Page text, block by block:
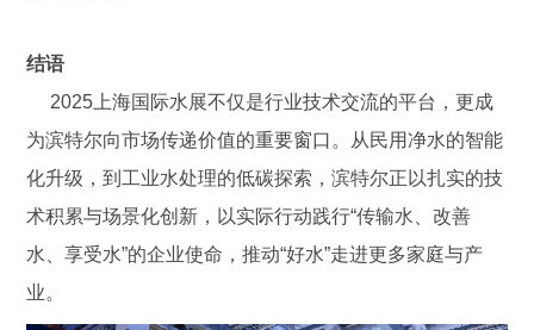
结语
2025上海国际水展不仅是行业技术交流的平台，更成
为滨特尔向市场传递价值的重要窗口。从民用净水的智能
化升级，到工业水处理的低碳探索，滨特尔正以扎实的技
术积累与场景化创新，以实际行动践行“传输水、改善
水、享受水”的企业使命，推动“好水”走进更多家庭与产
业。